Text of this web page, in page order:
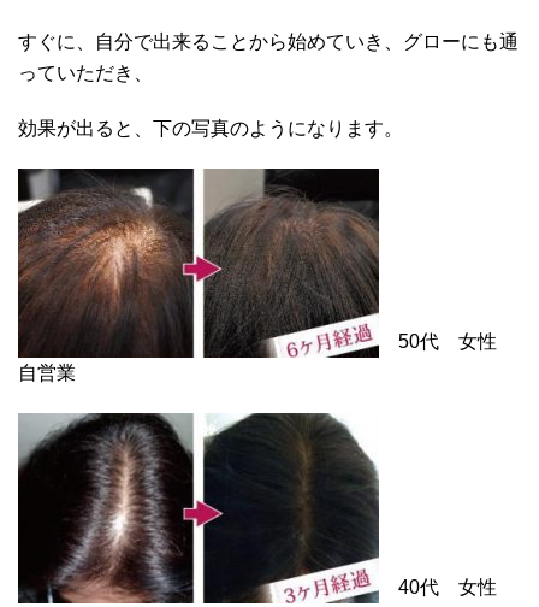
すぐに、自分で出来ることから始めていき、グローにも通
っていただき、
効果が出ると、下の写真のようになります。
50代 女性
自営業
40代 女性